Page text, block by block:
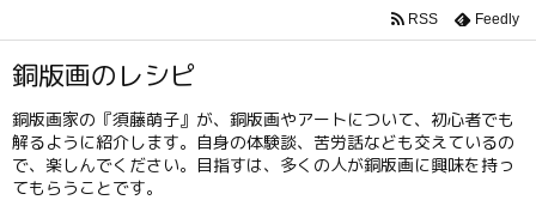
銅版画のレシピ
銅版画家の『須藤萌子』が、銅版画やアートについて、初心者でも
解るように紹介します。自身の体験談、苦労話なども交えているの
で、楽しんでください。目指すは、多くの人が銅版画に興味を持っ
てもらうことです。
RSS Feedly